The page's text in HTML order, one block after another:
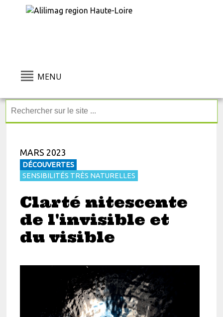
MENU
MARS 2023
DÉCOUVERTES
SENSIBILITÉS TRÈS NATURELLES
Clarté nitescente
de l'invisible et
du visible